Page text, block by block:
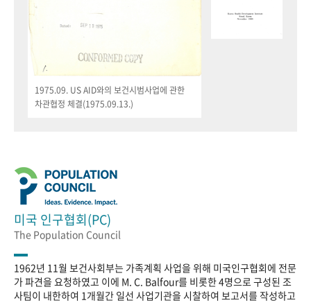
1975.09. US AID와의 보건시범사업에 관한
차관협정 체결(1975.09.13.)
미국 인구협회(PC)
The Population Council
1962년 11월 보건사회부는 가족계획 사업을 위해 미국인구협회에 전문
가 파견을 요청하였고 이에 M. C. Balfour를 비롯한 4명으로 구성된 조
사팀이 내한하여 1개월간 일선 사업기관을 시찰하여 보고서를 작성하고